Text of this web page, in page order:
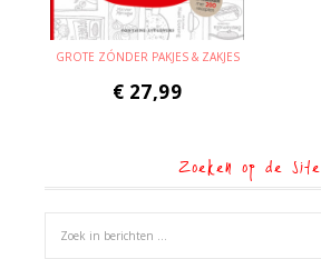
GROTE ZÓNDER PAKJES & ZAKJES
€ 27,99
Zoeken op de site